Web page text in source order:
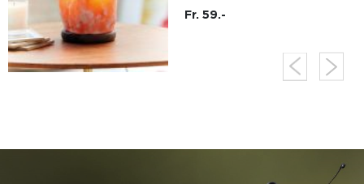
Fr. 59.-